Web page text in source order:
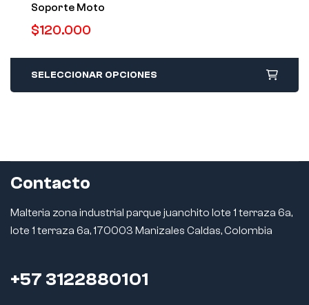
Soporte Moto
$120.000
SELECCIONAR OPCIONES
Contacto
Malteria zona industrial parque juanchito lote 1 terraza 6a,
lote 1 terraza 6a, 170003 Manizales Caldas, Colombia
+57 3122880101